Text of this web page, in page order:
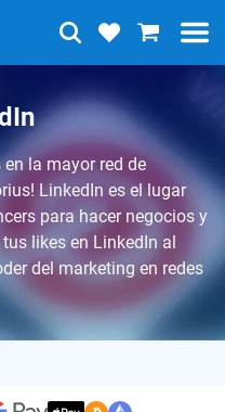
la mayor red de
LinkedIn es el lugar
para hacer negocios y
likes en LinkedIn al
del marketing en redes